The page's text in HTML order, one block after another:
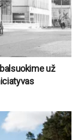
už